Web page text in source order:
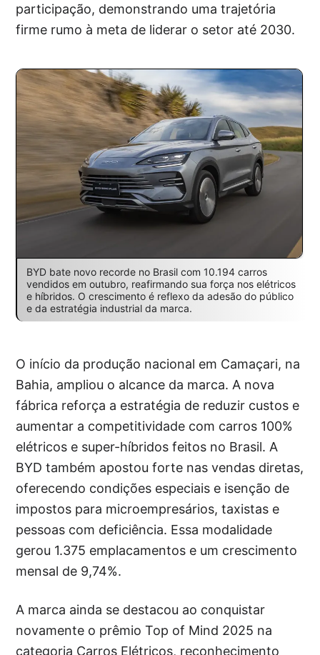
participação, demonstrando uma trajetória
firme rumo à meta de liderar o setor até 2030.
BYD bate novo recorde no Brasil com 10.194 carros
vendidos em outubro, reafirmando sua força nos elétricos
e híbridos. O crescimento é reflexo da adesão do público
e da estratégia industrial da marca.
O início da produção nacional em Camaçari, na
Bahia, ampliou o alcance da marca. A nova
fábrica reforça a estratégia de reduzir custos e
aumentar a competitividade com carros 100%
elétricos e super-híbridos feitos no Brasil. A
BYD também apostou forte nas vendas diretas,
oferecendo condições especiais e isenção de
impostos para microempresários, taxistas e
pessoas com deficiência. Essa modalidade
gerou 1.375 emplacamentos e um crescimento
mensal de 9,74%.
A marca ainda se destacou ao conquistar
novamente o prêmio Top of Mind 2025 na
categoria Carros Elétricos, reconhecimento